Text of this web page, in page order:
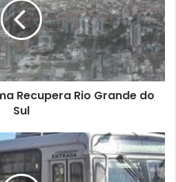
Recupera Rio Grande do
Sul